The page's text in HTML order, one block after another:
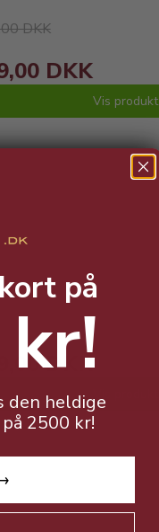
DKK
DKK
Vis produkt
DKK
DKK
på
den heldige
2500 kr!